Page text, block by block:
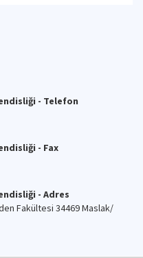
- Telefon
- Fax
- Adres
Fakültesi 34469 Maslak/